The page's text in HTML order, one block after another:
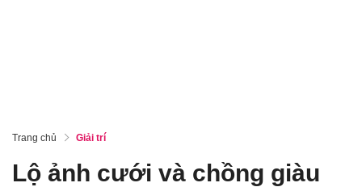
Trang chủ Giải trí
Lộ ảnh cưới và chồng giàu